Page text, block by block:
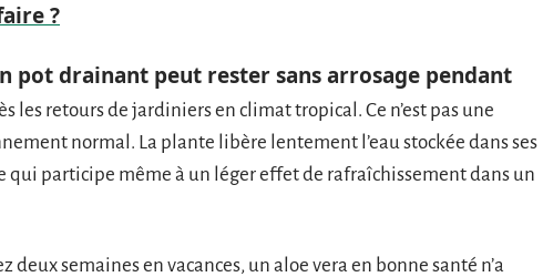
?
pot drainant peut rester sans arrosage pendant
les retours de jardiniers en climat tropical. Ce n’est pas une
normal. La plante libère lentement l’eau stockée dans ses
qui participe même à un léger effet de rafraîchissement dans un
deux semaines en vacances, un aloe vera en bonne santé n’a